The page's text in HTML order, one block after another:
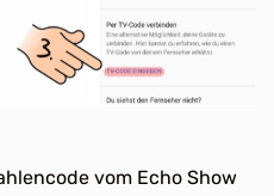
vom Echo Show